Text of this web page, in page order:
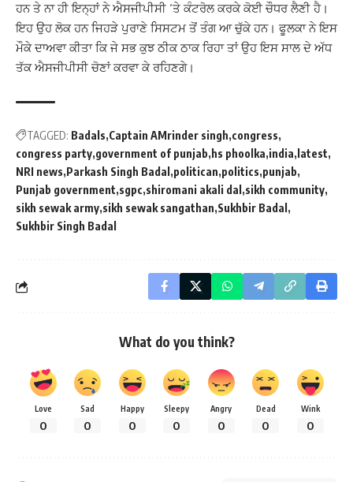
ਹਨ ਤੇ ਨਾ ਹੀ ਇਨ੍ਹਾਂ ਨੇ ਐਸਜੀਪੀਸੀ ‘ਤੇ ਕੰਟਰੋਲ ਕਰਕੇ ਕੋਈ ਚੌਧਰ ਲੈਣੀ ਹੈ।
ਇਹ ਉਹ ਲੋਕ ਹਨ ਜਿਹੜੇ ਪੁਰਾਣੇ ਸਿਸਟਮ ਤੋਂ ਤੰਗ ਆ ਚੁੱਕੇ ਹਨ। ਫੂਲਕਾ ਨੇ ਇਸ
ਮੌਕੇ ਦਾਅਵਾ ਕੀਤਾ ਕਿ ਜੇ ਸਭ ਕੁਝ ਠੀਕ ਠਾਕ ਰਿਹਾ ਤਾਂ ਉਹ ਇਸ ਸਾਲ ਦੇ ਅੱਧ
ਤੱਕ ਐਸਜੀਪੀਸੀ ਚੋਣਾਂ ਕਰਵਾ ਕੇ ਰਹਿਣਗੇ।
TAGGED: Badals Captain AMrinder singh congress
congress party government of punjab hs phoolka india latest
NRI news Parkash Singh Badal politican politics punjab
Punjab government sgpc shiromani akali dal sikh community
sikh sewak army sikh sewak sangathan Sukhbir Badal
Sukhbir Singh Badal
What do you think?
Love
0
Sad
0
Happy
0
Sleepy
0
Angry
0
Dead
0
Wink
0